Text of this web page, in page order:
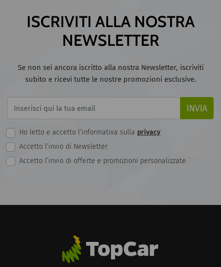
ISCRIVITI ALLA NOSTRA
NEWSLETTER
Se non sei ancora iscritto alla nostra Newsletter, iscriviti
subito e ricevi tutte le nostre promozioni esclusive.
INVIA
Ho letto e accetto l’informativa sulla privacy
Accetto l’invio di Newsletter
Accetto l’invio di offerte e promozioni personalizzate